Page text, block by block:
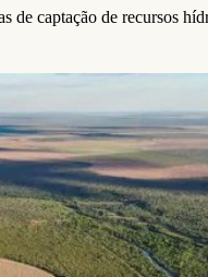
de captação de recursos